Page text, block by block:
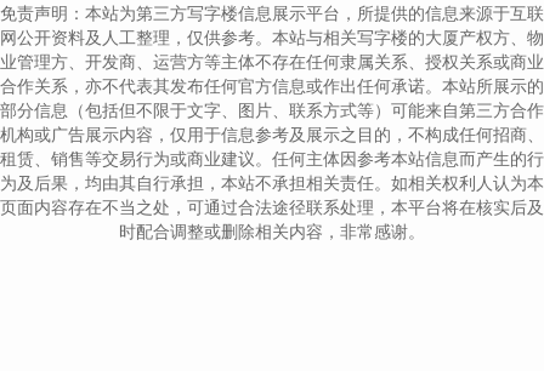
免责声明：本站为第三方写字楼信息展示平台，所提供的信息来源于互联
网公开资料及人工整理，仅供参考。本站与相关写字楼的大厦产权方、物
业管理方、开发商、运营方等主体不存在任何隶属关系、授权关系或商业
合作关系，亦不代表其发布任何官方信息或作出任何承诺。本站所展示的
部分信息（包括但不限于文字、图片、联系方式等）可能来自第三方合作
机构或广告展示内容，仅用于信息参考及展示之目的，不构成任何招商、
租赁、销售等交易行为或商业建议。任何主体因参考本站信息而产生的行
为及后果，均由其自行承担，本站不承担相关责任。如相关权利人认为本
页面内容存在不当之处，可通过合法途径联系处理，本平台将在核实后及
时配合调整或删除相关内容，非常感谢。